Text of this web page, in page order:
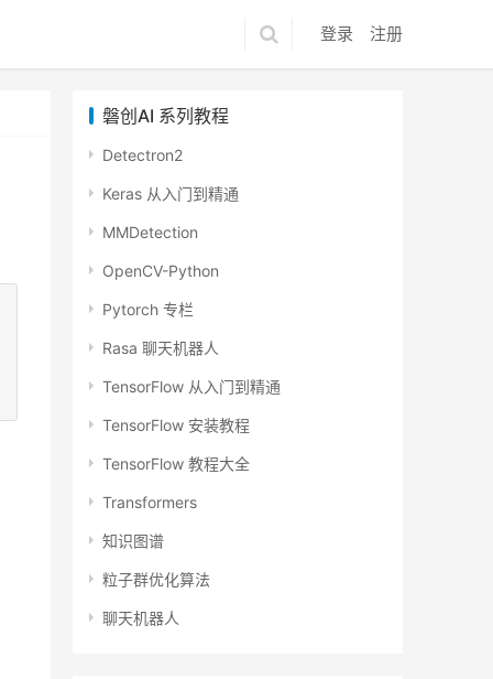
登录 注册
磐创AI 系列教程
Detectron2
Keras 从入门到精通
MMDetection
OpenCV-Python
Pytorch 专栏
Rasa 聊天机器人
TensorFlow 从入门到精通
TensorFlow 安装教程
TensorFlow 教程大全
Transformers
知识图谱
粒子群优化算法
聊天机器人